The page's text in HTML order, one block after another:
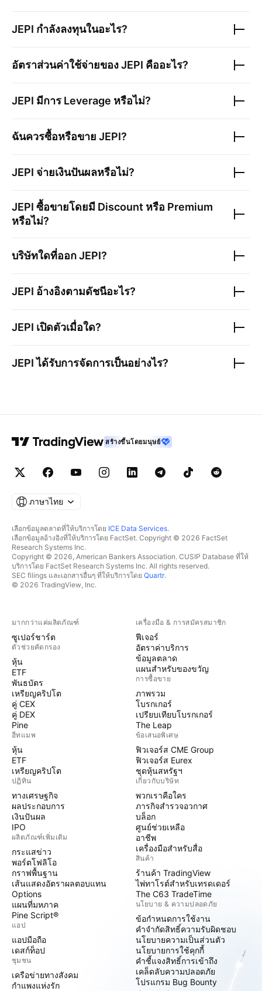
JEPI กำลังลงทุนในอะไร?
อัตราส่วนค่าใช้จ่ายของJEPI คืออะไร?
JEPI มีการ Leverage หรือไม่?
ฉันควรซื้อหรือขาย JEPI?
JEPI จ่ายเงินปันผลหรือไม่?
JEPI ซื้อขายโดยมี Discount หรือ Premium
หรือไม่?
บริษัทใดที่ออกJEPI?
JEPI อ้างอิงตามดัชนีอะไร?
JEPI เปิดตัวเมื่อใด?
JEPIได้รับการจัดการเป็นอย่างไร?
สร้างขึ้นโดยมนุษย์
ภาษาไทย
เลือกข้อมูลตลาดที่ให้บริการโดย ICE Data Services.
เลือกข้อมูลอ้างอิงที่ให้บริการโดย FactSet. Copyright © 2026 FactSet
Research Systems Inc.
Copyright © 2026, American Bankers Association. CUSIP Database ที่ให้
บริการโดย FactSet Research Systems Inc. All rights reserved.
SEC filings และเอกสารอื่นๆ ที่ให้บริการโดย Quartr.
© 2026 TradingView, Inc.
มากกว่าแค่ผลิตภัณฑ์
ซูเปอร์ชาร์ต
ตัวช่วยคัดกรอง
หุ้น
ETF
พันธบัตร
เหรียญคริปโต
คู่ CEX
คู่ DEX
Pine
ฮีทแมพ
หุ้น
ETF
เหรียญคริปโต
ปฏิทิน
ทางเศรษฐกิจ
ผลประกอบการ
เงินปันผล
IPO
ผลิตภัณฑ์เพิ่มเติม
กระแสข่าว
พอร์ตโฟลิโอ
กราฟพื้นฐาน
เส้นแสดงอัตราผลตอบแทน
Options
แผนที่มหภาค
Pine Script®
แอป
แอปมือถือ
เดสก์ท็อป
ชุมชน
เครือข่ายทางสังคม
กำแพงแห่งรัก
เครื่องมือ & การสมัครสมาชิก
ฟีเจอร์
อัตราค่าบริการ
ข้อมูลตลาด
แผนสำหรับของขวัญ
การซื้อขาย
ภาพรวม
โบรกเกอร์
เปรียบเทียบโบรกเกอร์
The Leap
ข้อเสนอพิเศษ
ฟิวเจอร์ส CME Group
ฟิวเจอร์ส Eurex
ชุดหุ้นสหรัฐฯ
เกี่ยวกับบริษัท
พวกเราคือใคร
ภารกิจสำรวจอวกาศ
บล็อก
ศูนย์ช่วยเหลือ
อาชีพ
เครื่องมือสำหรับสื่อ
สินค้า
ร้านค้า TradingView
ไพ่ทาโรต์สำหรับเทรดเดอร์
The C63 TradeTime
นโยบาย & ความปลอดภัย
ข้อกำหนดการใช้งาน
คำจำกัดสิทธิ์ความรับผิดชอบ
นโยบายความเป็นส่วนตัว
นโยบายการใช้คุกกี้
คำชี้แจงสิทธิ์การเข้าถึง
เคล็ดลับความปลอดภัย
โปรแกรม Bug Bounty